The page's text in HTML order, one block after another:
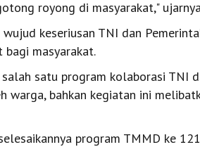
royong di masyarakat,"
keseriusan TNI dan
bagi masyarakat.
satu program kolaborasi TNI
warga, bahkan kegiatan ini
program TMMD ke